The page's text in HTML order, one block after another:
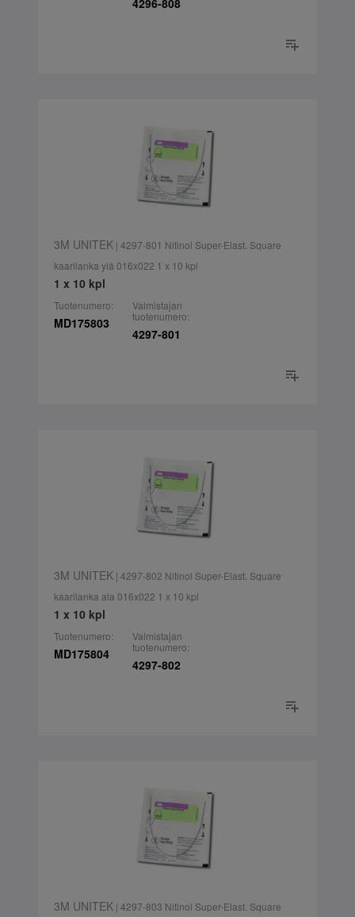
4296-808
3M UNITEK| 4297-801 Nitinol Super-Elast. Square
kaarilanka ylä 016x022 1 x 10 kpl
1 x 10 kpl
Tuotenumero:
MD175803
Valmistajan
tuotenumero:
4297-801
3M UNITEK| 4297-802 Nitinol Super-Elast. Square
kaarilanka ala 016x022 1 x 10 kpl
1 x 10 kpl
Tuotenumero:
MD175804
Valmistajan
tuotenumero:
4297-802
3M UNITEK| 4297-803 Nitinol Super-Elast. Square